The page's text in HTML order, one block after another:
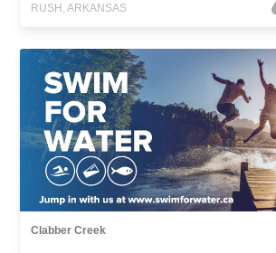
RUSH, ARKANSAS
Clabber Creek